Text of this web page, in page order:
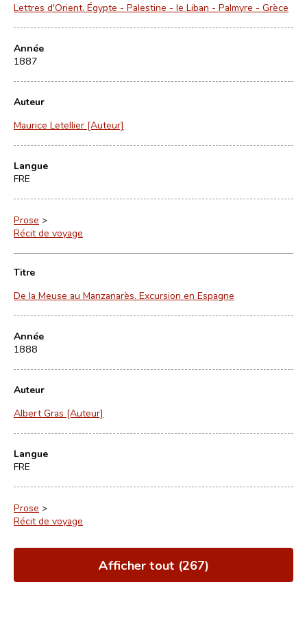
Lettres d'Orient. Égypte - Palestine - le Liban - Palmyre - Grèce
Année
1887
Auteur
Maurice Letellier [Auteur]
Langue
FRE
Prose >
Récit de voyage
Titre
De la Meuse au Manzanarès. Excursion en Espagne
Année
1888
Auteur
Albert Gras [Auteur]
Langue
FRE
Prose >
Récit de voyage
Afficher tout (267)